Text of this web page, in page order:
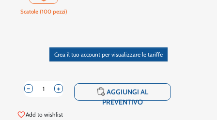
Scatole (100 pezzi)
Crea il tuo account per visualizzare le tariffe
+
- shopping_cart AGGIUNGI AL
PREVENTIVO
favorite_borderAdd to wishlist